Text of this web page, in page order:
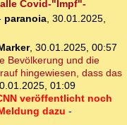
Covid-"Impf"-
paranoia, 30.01.2025,
, 30.01.2025, 00:57
Bevölkerung und die
hingewiesen, dass das
01:09
veröffentlicht noch
dazu -